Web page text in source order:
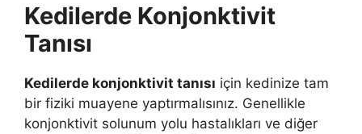
Kedilerde Konjonktivit
Tanısı
Kedilerde konjonktivit tanısı için kedinize tam
bir fiziki muayene yaptırmalısınız. Genellikle
konjonktivit solunum yolu hastalıkları ve diğer